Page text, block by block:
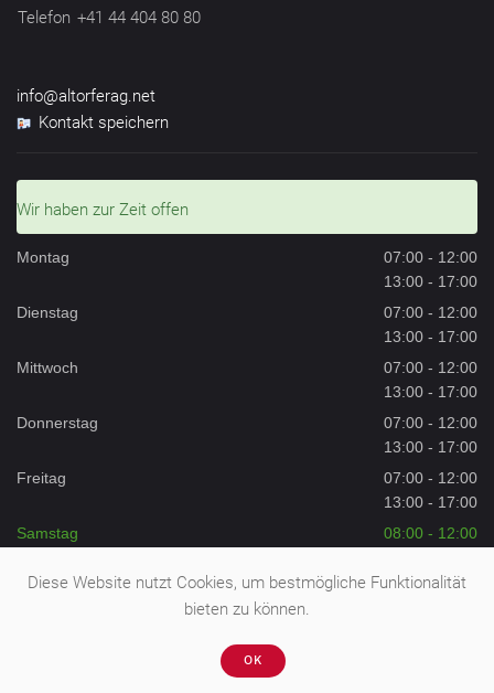
Telefon +41 44 404 80 80
info@altorferag.net
Kontakt speichern
Wir haben zur Zeit offen
Montag
07:00 - 12:00
13:00 - 17:00
Dienstag
07:00 - 12:00
13:00 - 17:00
Mittwoch
07:00 - 12:00
13:00 - 17:00
Donnerstag
07:00 - 12:00
13:00 - 17:00
Freitag
07:00 - 12:00
13:00 - 17:00
Samstag
08:00 - 12:00
Diese Website nutzt Cookies, um bestmögliche Funktionalität
bieten zu können.
OK